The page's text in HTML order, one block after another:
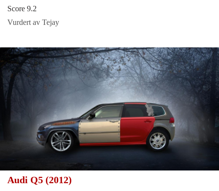
Score 9.2
Vurdert av Tejay
Audi Q5 (2012)